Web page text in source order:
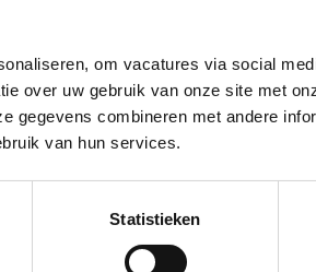
om vacatures via social
over uw gebruik van onze site met
gegevens combineren met andere
van hun services.
Statistieken
je op de hoogte